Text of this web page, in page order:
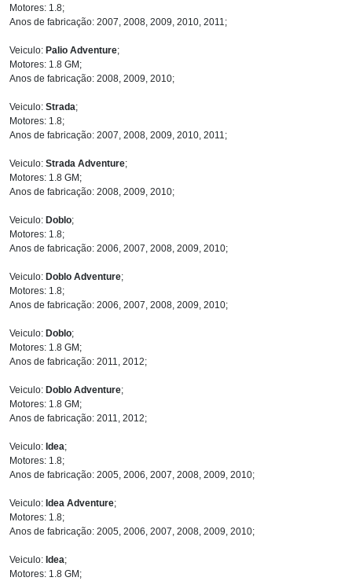
Motores: 1.8;
Anos de fabricação: 2007, 2008, 2009, 2010, 2011;
Veiculo: Palio Adventure;
Motores: 1.8 GM;
Anos de fabricação: 2008, 2009, 2010;
Veiculo: Strada;
Motores: 1.8;
Anos de fabricação: 2007, 2008, 2009, 2010, 2011;
Veiculo: Strada Adventure;
Motores: 1.8 GM;
Anos de fabricação: 2008, 2009, 2010;
Veiculo: Doblo;
Motores: 1.8;
Anos de fabricação: 2006, 2007, 2008, 2009, 2010;
Veiculo: Doblo Adventure;
Motores: 1.8;
Anos de fabricação: 2006, 2007, 2008, 2009, 2010;
Veiculo: Doblo;
Motores: 1.8 GM;
Anos de fabricação: 2011, 2012;
Veiculo: Doblo Adventure;
Motores: 1.8 GM;
Anos de fabricação: 2011, 2012;
Veiculo: Idea;
Motores: 1.8;
Anos de fabricação: 2005, 2006, 2007, 2008, 2009, 2010;
Veiculo: Idea Adventure;
Motores: 1.8;
Anos de fabricação: 2005, 2006, 2007, 2008, 2009, 2010;
Veiculo: Idea;
Motores: 1.8 GM;